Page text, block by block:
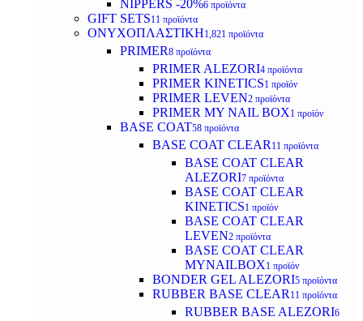
NIPPERS -20%6 προϊόντα
GIFT SETS11 προϊόντα
ΟΝΥΧΟΠΛΑΣΤΙΚΗ1,821 προϊόντα
PRIMER8 προϊόντα
PRIMER ALEZORI4 προϊόντα
PRIMER KINETICS1 προϊόν
PRIMER LEVEN2 προϊόντα
PRIMER MY NAIL BOX1 προϊόν
BASE COAT58 προϊόντα
BASE COAT CLEAR 11 προϊόντα
BASE COAT CLEAR
ALEZORI7 προϊόντα
BASE COAT CLEAR
KINETICS1 προϊόν
BASE COAT CLEAR
LEVEN2 προϊόντα
BASE COAT CLEAR
MYNAILBOX1 προϊόν
BONDER GEL ALEZORI5 προϊόντα
RUBBER BASE CLEAR 11 προϊόντα
RUBBER BASE ALEZORI6